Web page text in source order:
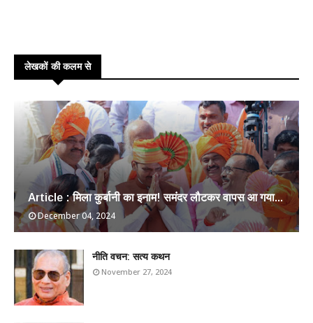
लेखकों की कलम से
Article : मिला कुर्बानी का इनाम! समंदर लौटकर वापस आ गया...
December 04, 2024
​नीति वचन: सत्य कथन
November 27, 2024